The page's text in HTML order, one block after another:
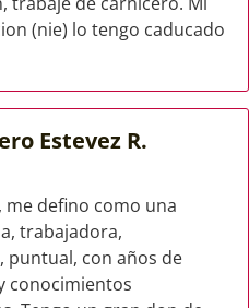
(nie) lo tengo caducado
Estevez R.
me defino como una
trabajadora,
puntual, con años de
conocimientos